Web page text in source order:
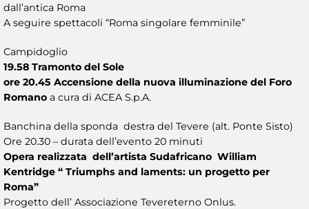
dall’antica Roma
A seguire spettacoli “Roma singolare femminile”
Campidoglio
19.58 Tramonto del Sole
ore 20.45 Accensione della nuova illuminazione del Foro
Romano a cura di ACEA S.p.A.
Banchina della sponda destra del Tevere (alt. Ponte Sisto)
Ore 20.30 – durata dell’evento 20 minuti
Opera realizzata dell’artista Sudafricano William
Kentridge “ Triumphs and laments: un progetto per
Roma”
Progetto dell’ Associazione Tevereterno Onlus.